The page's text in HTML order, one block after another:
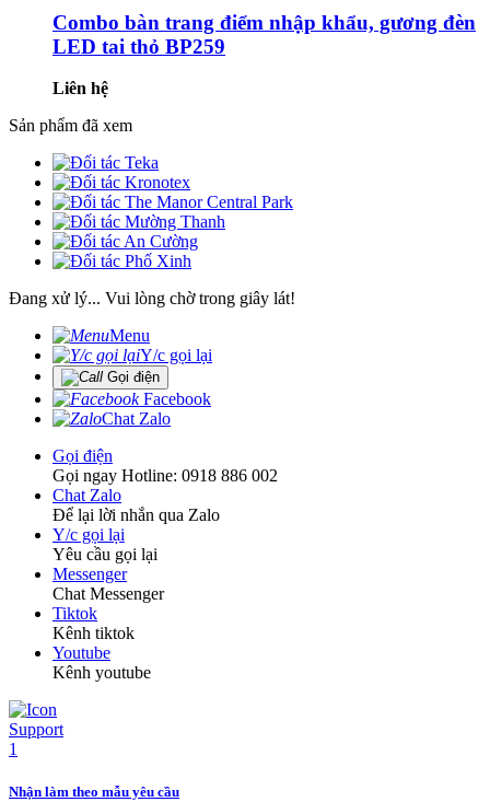
Combo bàn trang điểm nhập khẩu, gương đèn
LED tai thỏ BP259
Liên hệ
Sản phẩm đã xem
Đang xử lý... Vui lòng chờ trong giây lát!
Menu
Y/c gọi lại
Gọi điện
Facebook
Chat Zalo
Gọi điện
Gọi ngay Hotline: 0918 886 002
Chat Zalo
Để lại lời nhắn qua Zalo
Y/c gọi lại
Yêu cầu gọi lại
Messenger
Chat Messenger
Tiktok
Kênh tiktok
Youtube
Kênh youtube
Nhận làm theo mẫu yêu cầu